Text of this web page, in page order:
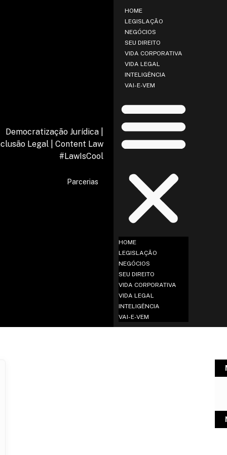
Democratização Jurídica |
Legal | Content Law
#LawIsCool
Parcerias
HOME
LEGISLAÇÃO
NEGÓCIOS
SEU DIREITO
VIDA CORPORATIVA
VIDA LEGAL
INTELIGÊNCIA
VAI-E-VEM
HOME
LEGISLAÇÃO
NEGÓCIOS
SEU DIREITO
VIDA CORPORATIVA
VIDA LEGAL
INTELIGÊNCIA
VAI-E-VEM